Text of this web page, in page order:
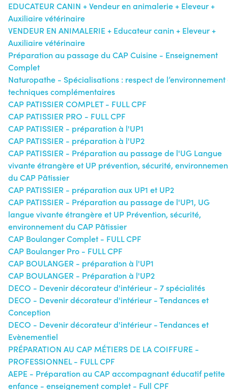
EDUCATEUR CANIN + Vendeur en animalerie + Eleveur +
Auxiliaire vétérinaire
VENDEUR EN ANIMALERIE + Educateur canin + Eleveur +
Auxiliaire vétérinaire
Préparation au passage du CAP Cuisine - Enseignement
Complet
Naturopathe - Spécialisations : respect de l’environnement
techniques complémentaires
CAP PATISSIER COMPLET - FULL CPF
CAP PATISSIER PRO - FULL CPF
CAP PATISSIER - préparation à l'UP1
CAP PATISSIER - préparation à l'UP2
CAP PATISSIER - Préparation au passage de l'UG Langue
vivante étrangère et UP prévention, sécurité,
du CAP Pâtissier
CAP PATISSIER - préparation aux UP1 et UP2
CAP PATISSIER - Préparation au passage de l'UP1, UG
langue vivante étrangère et UP Prévention, sécurité,
environnement du CAP Pâtissier
CAP Boulanger Complet - FULL CPF
CAP Boulanger Pro - FULL CPF
CAP BOULANGER - préparation à l'UP1
CAP BOULANGER - Préparation à l'UP2
DECO - Devenir décorateur d'intérieur - 7 spécialités
DECO - Devenir décorateur d'intérieur - Tendances et
Conception
DECO - Devenir décorateur d'intérieur - Tendances et
Evènementiel
PRÉPARATION AU CAP MÉTIERS DE LA COIFFURE -
PROFESSIONNEL - FULL CPF
AEPE - Préparation au CAP accompagnant éducatif petite
enfance - enseignement complet - Full CPF